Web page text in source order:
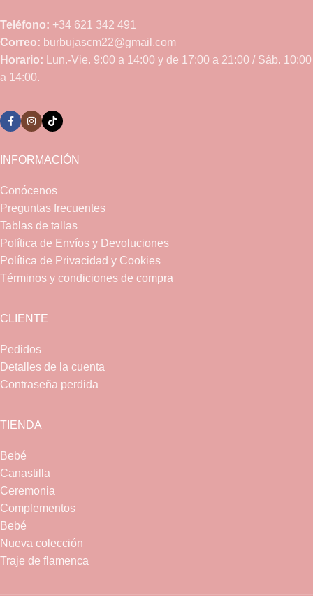
Teléfono: +34 621 342 491
Correo: burbujascm22@gmail.com
Horario: Lun.-Vie. 9:00 a 14:00 y de 17:00 a 21:00 / Sáb. 10:00
a 14:00.
INFORMACIÓN
Conócenos
Preguntas frecuentes
Tablas de tallas
Política de Envíos y Devoluciones
Política de Privacidad y Cookies
Términos y condiciones de compra
CLIENTE
Pedidos
Detalles de la cuenta
Contraseña perdida
TIENDA
Bebé
Canastilla
Ceremonia
Complementos
Bebé
Nueva colección
Traje de flamenca